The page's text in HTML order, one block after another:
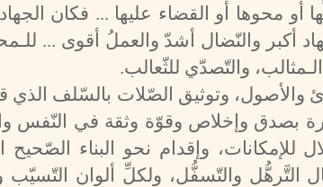
محوها أو القضاء عليها ... فكان الجهاد
أكبر والنّضال أشدّ والعملُ أقوى ...
والتّصدّي للثّعالب.
والأصول، وتوثيق الصّلات بالسّلف الذي
بصدق وإخلاص وقوّة وثقة في النّفس
وإقدام نحو البناء الصّحيح
التَّرهُّل والتّسفُّل، ولكلِّ ألوان التّسيّب